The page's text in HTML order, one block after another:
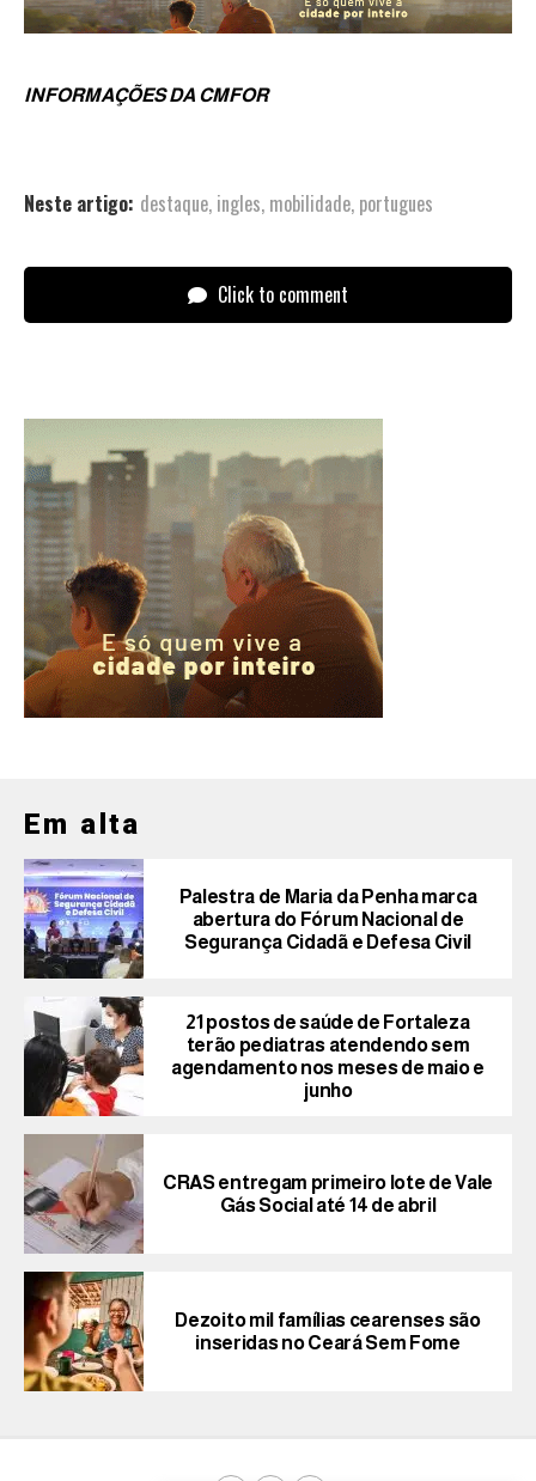
INFORMAÇÕES DA CMFOR
Neste artigo: destaque, ingles, mobilidade, portugues
Click to comment
Em alta
Palestra de Maria da Penha marca
abertura do Fórum Nacional de
Segurança Cidadã e Defesa Civil
21 postos de saúde de Fortaleza
terão pediatras atendendo sem
agendamento nos meses de maio e
junho
CRAS entregam primeiro lote de Vale
Gás Social até 14 de abril
Dezoito mil famílias cearenses são
inseridas no Ceará Sem Fome